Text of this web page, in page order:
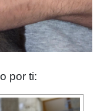
por ti: